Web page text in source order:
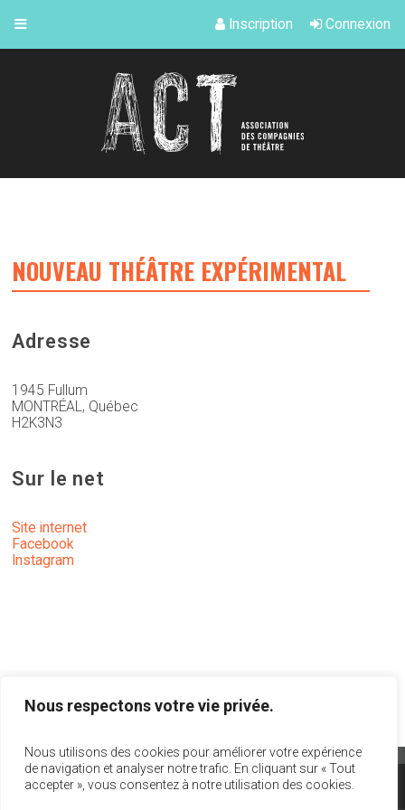
Nous respectons votre vie privée.
Nous utilisons des cookies pour améliorer votre expérience
de navigation et analyser notre trafic. En cliquant sur « Tout
accepter », vous consentez à notre utilisation des cookies.
Inscription Connexion
NOUVEAU THÉÂTRE EXPÉRIMENTAL
Adresse
1945 Fullum
MONTRÉAL, Québec
H2K3N3
Sur le net
Site internet
Facebook
Instagram
info@act-theatre.ca|1 866 348-8960